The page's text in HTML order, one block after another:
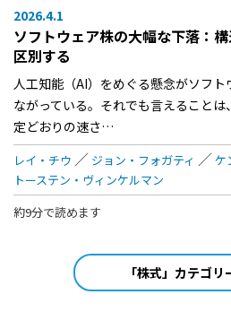
2026.4.1
ソフトウェア株の大幅な下落：
区別する
人工知能（AI）をめぐる懸念がソフ
ながっている。それでも言えること
定どおりの速さ…
レイ・チウ ジョン・フォガティ
ケ
トーステン・ヴィンケルマン
約9分で読めます
「株式」カテゴリ